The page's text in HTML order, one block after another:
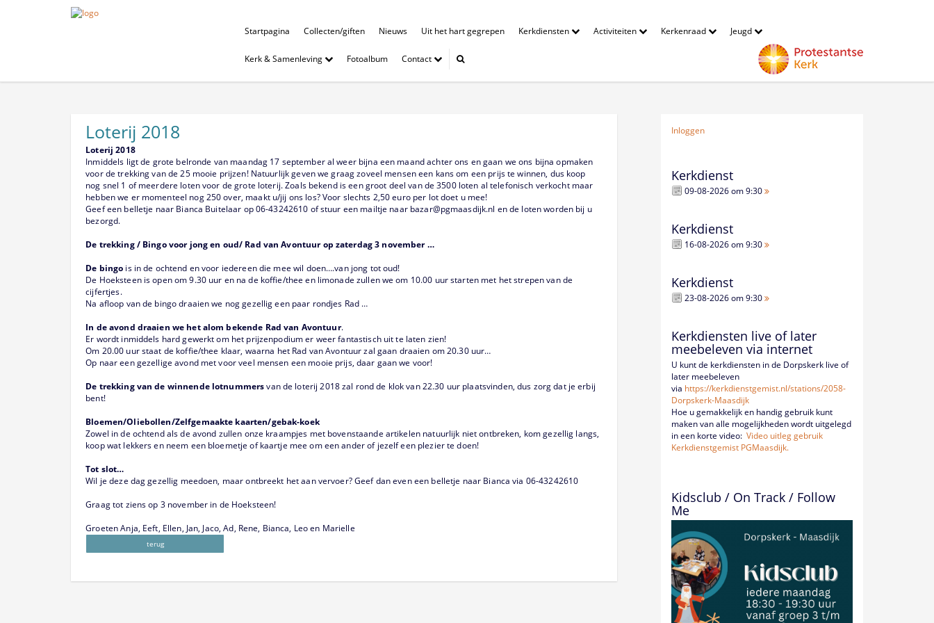
Startpagina Collecten/giften Nieuws Uit het hart gegrepen Kerkdiensten Activiteiten Kerkenraad Jeugd
Kerk & Samenleving Fotoalbum Contact
Loterij 2018
Loterij 2018
Inmiddels ligt de grote belronde van maandag 17 september al weer bijna een maand achter ons en gaan we ons bijna opmaken
voor de trekking van de 25 mooie prijzen! Natuurlijk geven we graag zoveel mensen een kans om een prijs te winnen, dus koop
nog snel 1 of meerdere loten voor de grote loterij. Zoals bekend is een groot deel van de 3500 loten al telefonisch verkocht maar
hebben we er momenteel nog 250 over, maakt u/jij ons los? Voor slechts 2,50 euro per lot doet u mee!
Geef een belletje naar Bianca Buitelaar op 06-43242610 of stuur een mailtje naar bazar@pgmaasdijk.nl en de loten worden bij u
bezorgd.
De trekking / Bingo voor jong en oud/ Rad van Avontuur op zaterdag 3 november …
De bingo is in de ochtend en voor iedereen die mee wil doen….van jong tot oud!
De Hoeksteen is open om 9.30 uur en na de koffie/thee en limonade zullen we om 10.00 uur starten met het strepen van de
cijfertjes.
Na afloop van de bingo draaien we nog gezellig een paar rondjes Rad …
In de avond draaien we het alom bekende Rad van Avontuur.
Er wordt inmiddels hard gewerkt om het prijzenpodium er weer fantastisch uit te laten zien!
Om 20.00 uur staat de koffie/thee klaar, waarna het Rad van Avontuur zal gaan draaien om 20.30 uur…
Op naar een gezellige avond met voor veel mensen een mooie prijs, daar gaan we voor!
De trekking van de winnende lotnummersvan de loterij 2018 zal rond de klok van 22.30 uur plaatsvinden, dus zorg dat je erbij
bent!
Bloemen/Oliebollen/Zelfgemaakte kaarten/gebak-koek
Zowel in de ochtend als de avond zullen onze kraampjes met bovenstaande artikelen natuurlijk niet ontbreken, kom gezellig langs,
koop wat lekkers en neem een bloemetje of kaartje mee om een ander of jezelf een plezier te doen!
Tot slot…
Wil je deze dag gezellig meedoen, maar ontbreekt het aan vervoer? Geef dan even een belletje naar Bianca via 06-43242610
Graag tot ziens op 3 november in de Hoeksteen!
Groeten Anja, Eeft, Ellen, Jan, Jaco, Ad, Rene, Bianca, Leo en Marielle
terug
Inloggen
Kerkdienst
09-08-2026 om 9:30
Kerkdienst
16-08-2026 om 9:30
Kerkdienst
23-08-2026 om 9:30
Kerkdiensten live of later
meebeleven via internet
U kunt de kerkdiensten in de Dorpskerk live of
later meebeleven
via https://kerkdienstgemist.nl/stations/2058-
Dorpskerk-Maasdijk
Hoe u gemakkelijk en handig gebruik kunt
maken van alle mogelijkheden wordt uitgelegd
in een korte video:Video uitleg gebruik
Kerkdienstgemist PGMaasdijk.
Kidsclub / On Track / Follow
Me